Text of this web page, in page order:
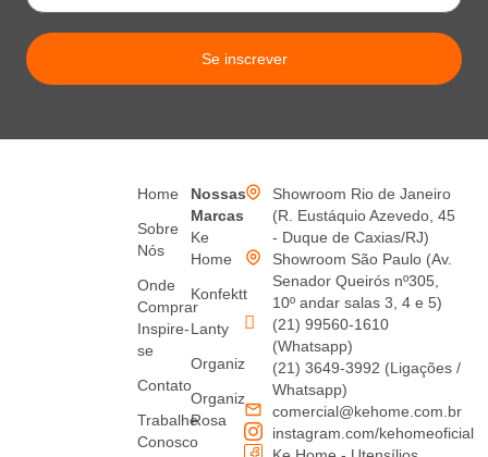
Se inscrever
Home
Sobre
Nós
Onde
Comprar
Inspire-
se
Contato
Trabalhe
Conosco
Nossas
Marcas
Ke
Home
Konfektt
Lanty
Organiz
Organiz
Rosa
Showroom Rio de Janeiro
(R. Eustáquio Azevedo, 45
- Duque de Caxias/RJ)
Showroom São Paulo (Av.
Senador Queirós nº305,
10º andar salas 3, 4 e 5)
(21) 99560-1610
(Whatsapp)
(21) 3649-3992 (Ligações /
Whatsapp)
comercial@kehome.com.br
instagram.com/kehomeoficial